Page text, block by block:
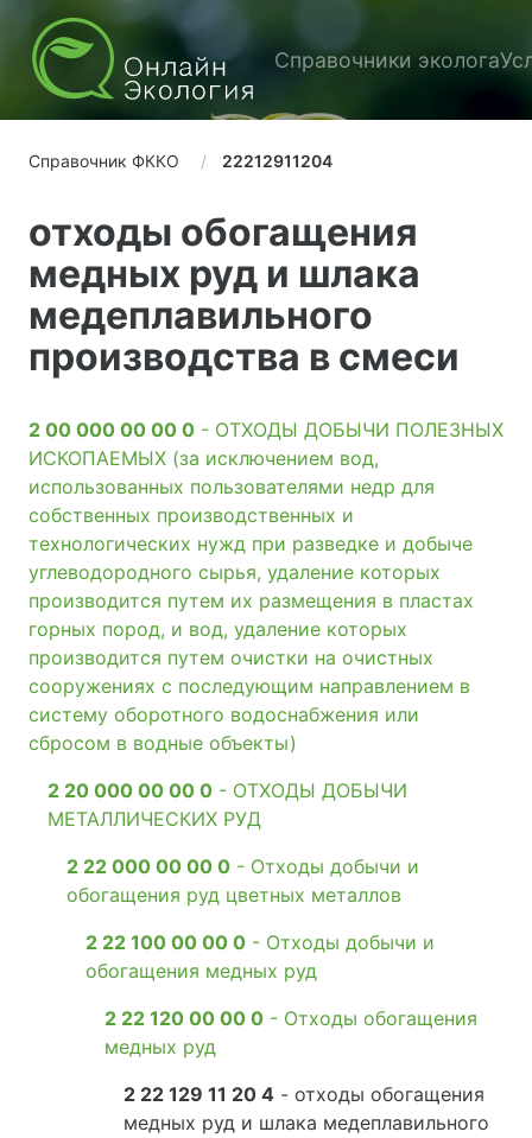
Справочники эколога
Справочник ФККО 22212911204
отходы обогащения
медных руд и шлака
медеплавильного
производства в смеси
2 00 000 00 00 0 - ОТХОДЫ ДОБЫЧИ ПОЛЕЗНЫХ
ИСКОПАЕМЫХ (за исключением вод,
использованных пользователями недр для
собственных производственных и
технологических нужд при разведке и добыче
углеводородного сырья, удаление которых
производится путем их размещения в пластах
горных пород, и вод, удаление которых
производится путем очистки на очистных
сооружениях с последующим направлением в
систему оборотного водоснабжения или
сбросом в водные объекты)
2 20 000 00 00 0 - ОТХОДЫ ДОБЫЧИ
МЕТАЛЛИЧЕСКИХ РУД
2 22 000 00 00 0 - Отходы добычи и
обогащения руд цветных металлов
2 22 100 00 00 0 - Отходы добычи и
обогащения медных руд
2 22 120 00 00 0 - Отходы обогащения
медных руд
2 22 129 11 20 4 - отходы обогащения
медных руд и шлака медеплавильного